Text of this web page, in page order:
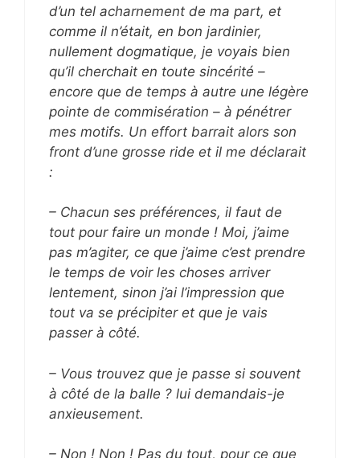
d’un tel acharnement de ma part, et
comme il n’était, en bon jardinier,
nullement dogmatique, je voyais bien
qu’il cherchait en toute sincérité –
encore que de temps à autre une légère
pointe de commisération – à pénétrer
mes motifs. Un effort barrait alors son
front d’une grosse ride et il me déclarait
:
– Chacun ses préférences, il faut de
tout pour faire un monde ! Moi, j’aime
pas m’agiter, ce que j’aime c’est prendre
le temps de voir les choses arriver
lentement, sinon j’ai l’impression que
tout va se précipiter et que je vais
passer à côté.
– Vous trouvez que je passe si souvent
à côté de la balle ? lui demandais-je
anxieusement.
– Non ! Non ! Pas du tout, pour ce que